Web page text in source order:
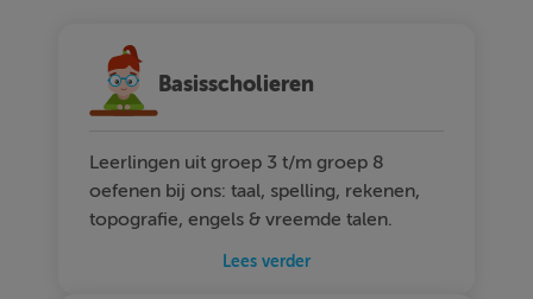
Basisscholieren
Leerlingen uit groep 3 t/m groep 8
oefenen bij ons: taal, spelling, rekenen,
topografie, engels & vreemde talen.
Lees verder